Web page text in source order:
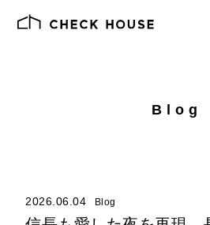
Blog
2026.06.04 Blog